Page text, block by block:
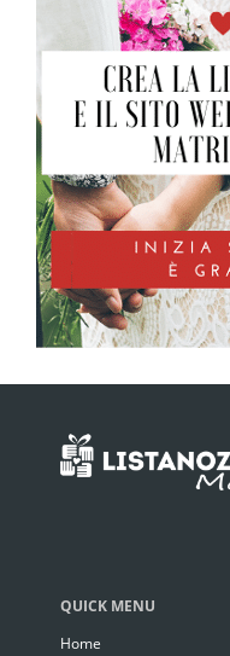
QUICK MENU
Home